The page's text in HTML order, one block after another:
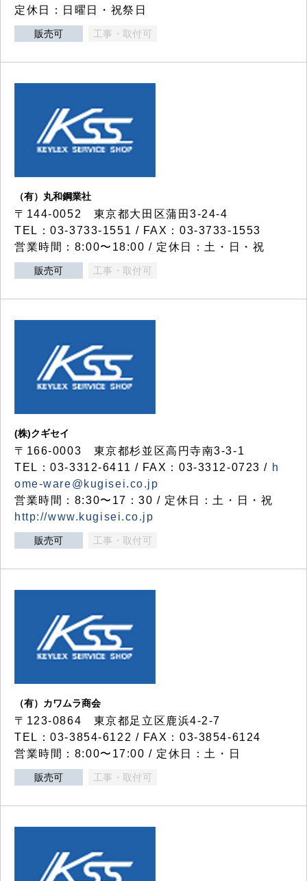
定休日：日曜日・祝祭日
販売可 工事・取付可
（有）丸和鋼業社
〒144-0052 東京都大田区蒲田3-24-4
TEL：03-3733-1551 / FAX：03-3733-1553
営業時間：8:00〜18:00 / 定休日：土・日・祝
販売可 工事・取付可
(株)クギセイ
〒166-0003 東京都杉並区高円寺南3-3-1
TEL：03-3312-6411 / FAX：03-3312-0723 / h
ome-ware@kugisei.co.jp
営業時間：8:30〜17：30 / 定休日：土・日・祝
http://www.kugisei.co.jp
販売可 工事・取付可
（有）カワムラ商会
〒123-0864 東京都足立区鹿浜4-2-7
TEL：03-3854-6122 / FAX：03-3854-6124
営業時間：8:00〜17:00 / 定休日：土・日
販売可 工事・取付可